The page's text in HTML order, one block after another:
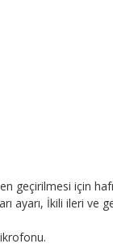
geçirilmesi için
ayarı, İkili ileri ve